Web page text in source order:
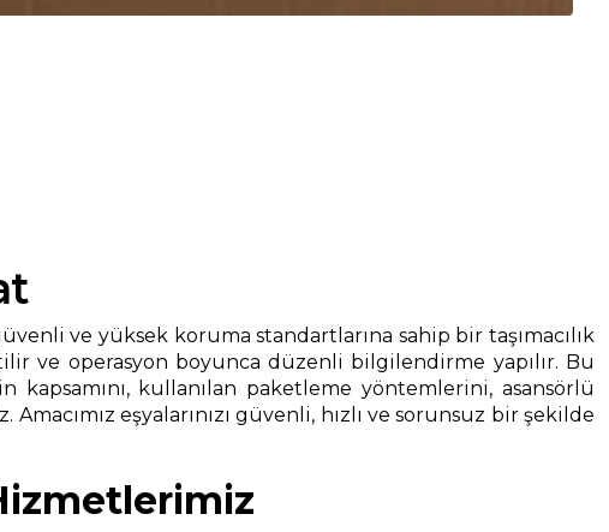
ve yüksek koruma standartlarına sahip bir taşımacılık
ve operasyon boyunca düzenli bilgilendirme yapılır. Bu
kapsamını, kullanılan paketleme yöntemlerini, asansörlü
eşyalarınızı güvenli, hızlı ve sorunsuz bir şekilde